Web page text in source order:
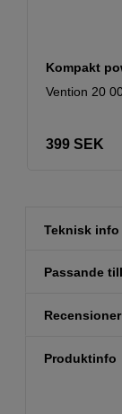
Kompakt
Vention 20
399 SEK
Teknisk info
Passande
Produktinfo